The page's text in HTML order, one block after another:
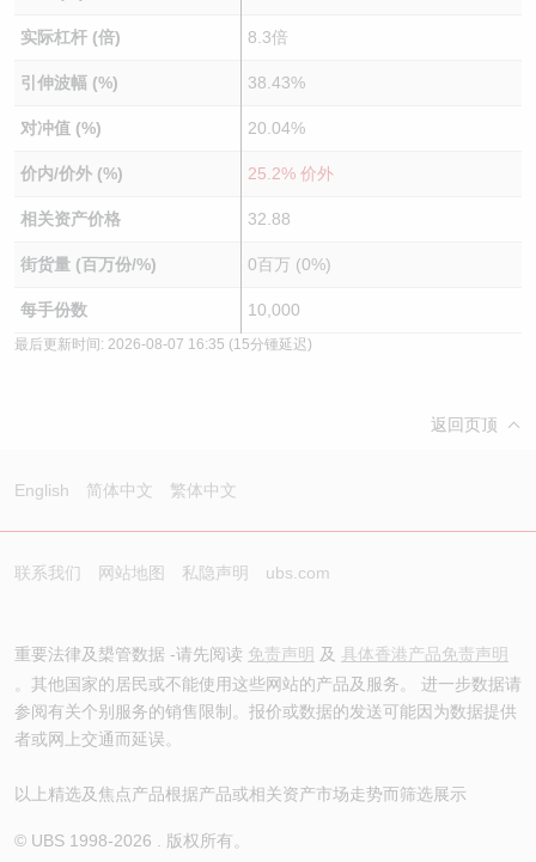
实际杠杆 (倍) 8.3倍
引伸波幅 (%) 38.43%
对冲值 (%) 20.04%
价内/价外 (%) 25.2% 价外
相关资产价格 32.88
街货量 (百万份/%) 0百万 (0%)
每手份数 10,000
最后更新时间: 2026-08-07 16:35 (15分锺延迟)
返回页顶
English 简体中文 繁体中文
联系我们 网站地图 私隐声明 ubs.com
重要法律及槼管数据 -请先阅读 免责声明 及 具体香港产品免责声明
。其他国家的居民或不能使用这些网站的产品及服务。 进一步数据请
参阅有关个别服务的销售限制。报价或数据的发送可能因为数据提供
者或网上交通而延误。
以上精选及焦点产品根据产品或相关资产市场走势而筛选展示
© UBS 1998-2026 . 版权所有。